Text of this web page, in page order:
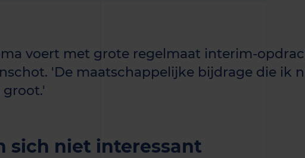
voert met grote regelmaat interim-
'De maatschappelijke bijdrage die ik
groot.'
sich niet interessant